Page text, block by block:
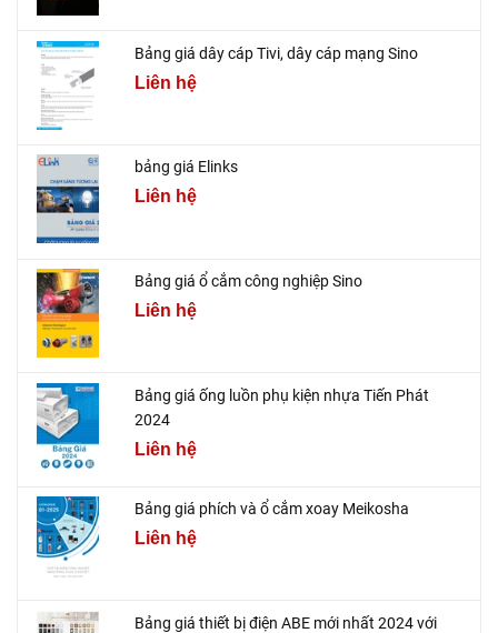
Bảng giá dây cáp Tivi, dây cáp mạng Sino
Liên hệ
bảng giá Elinks
Liên hệ
Bảng giá ổ cắm công nghiệp Sino
Liên hệ
Bảng giá ống luồn phụ kiện nhựa Tiến Phát
2024
Liên hệ
Bảng giá phích và ổ cắm xoay Meikosha
Liên hệ
Bảng giá thiết bị điện ABE mới nhất 2024 với